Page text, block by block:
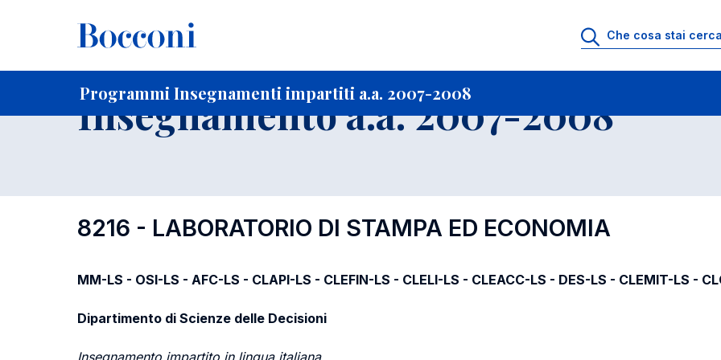
Programmi Insegnamenti impartiti a.a. 2007-2008
Home Per studenti iscritti Programmi Insegnamenti impartiti a.a. 2007-
Insegnamento a.a. 2007-2008
8216 - LABORATORIO DI STAMPA ED ECONOMIA
MM-LS - OSI-LS - AFC-LS - CLAPI-LS - CLEFIN-LS - CLELI-LS - CLEACC-LS - DES-LS - CLEMIT-LS -
Dipartimento di Scienze delle Decisioni
Insegnamento impartito in lingua italiana